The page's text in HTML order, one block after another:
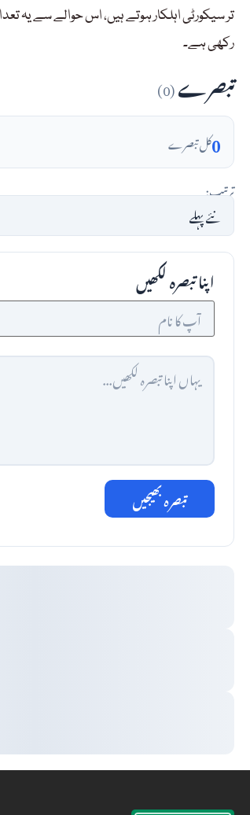
تر سیکورٹی اہلکار ہوتے ہیں، اس حوالے سے یہ
رکھی ہے۔
تبصرے(0)
0کل تبصرے
ترتیب:
اپنا تبصرہ لکھیں
تبصرہ بھیجیں